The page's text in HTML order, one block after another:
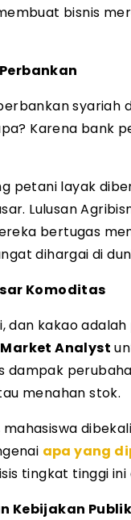
bisnis
syariah
Karena bank
petani layak
Lulusan
bertugas
dihargai di
Komoditas
dan kakao
Market Analyst
dampak
menahan stok.
mahasiswa
apa yang
tingkat tinggi ini
Kebijakan Publik